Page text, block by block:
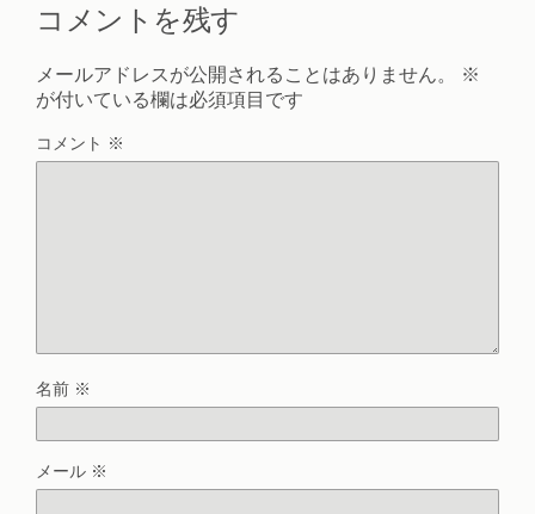
コメントを残す
メールアドレスが公開されることはありません。
※
が付いている欄は必須項目です
コメント ※
名前 ※
メール ※